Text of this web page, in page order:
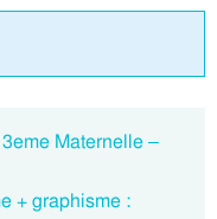
Maternelle –
+ graphisme :